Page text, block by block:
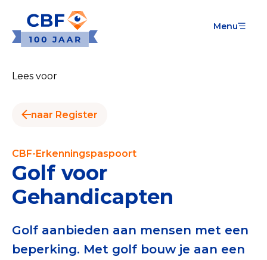
Menu
Goede Doelen
CBF-Erkenning aanvragen
Publiek
Veilig geven met het CBF-keurmerk
Check het CBF-keurmerk van een goed doel
Download de Geef Gerust Checklist
Lees voor
naar Register
CBF-Erkenningspaspoort
Golf voor
Gehandicapten
Golf aanbieden aan mensen met een
beperking. Met golf bouw je aan een